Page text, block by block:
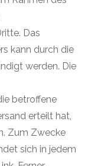
Das
kann durch die
werden. Die
betroffene
erteilt hat,
Zum Zwecke
sich in jedem